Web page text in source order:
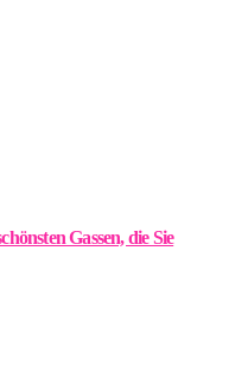
Gassen, die Sie